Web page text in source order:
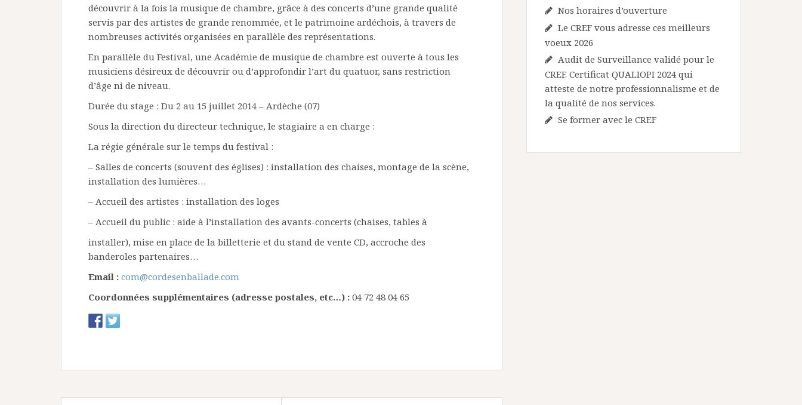
découvrir à la fois la musique de chambre, grâce à des concerts d’une grande qualité
servis par des artistes de grande renommée, et le patrimoine ardéchois, à travers de
nombreuses activités organisées en parallèle des représentations.
En parallèle du Festival, une Académie de musique de chambre est ouverte à tous les
musiciens désireux de découvrir ou d’approfondir l’art du quatuor, sans restriction
d’âge ni de niveau.
Durée du stage : Du 2 au 15 juillet 2014 – Ardèche (07)
Sous la direction du directeur technique, le stagiaire a en charge :
La régie générale sur le temps du festival :
– Salles de concerts (souvent des églises) : installation des chaises, montage de la scène,
installation des lumières…
– Accueil des artistes : installation des loges
– Accueil du public : aide à l’installation des avants-concerts (chaises, tables à
installer), mise en place de la billetterie et du stand de vente CD, accroche des
banderoles partenaires…
Email : com@cordesenballade.com
Coordonnées supplémentaires (adresse postales, etc…) : 04 72 48 04 65
Nos horaires d’ouverture
Le CREF vous adresse ces meilleurs
voeux 2026
Audit de Surveillance validé pour le
CREF. Certificat QUALIOPI 2024 qui
atteste de notre professionnalisme et de
la qualité de nos services.
Se former avec le CREF